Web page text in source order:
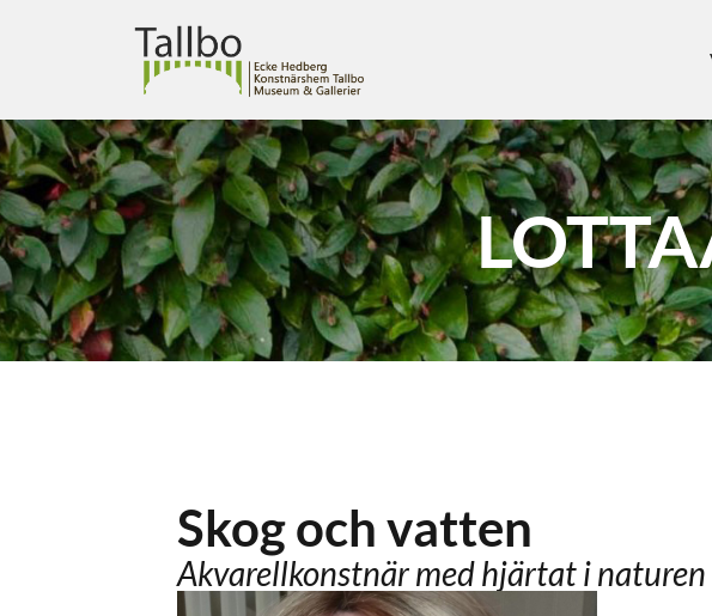
LOTTA
Skog och vatten
Akvarellkonstnär med hjärtat i naturen